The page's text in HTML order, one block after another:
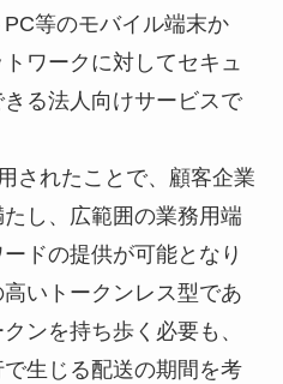
等のモバイル端末か
ワークに対してセキュ
る法人向けサービスで
されたことで、顧客企業
し、広範囲の業務用端
ドの提供が可能となり
いトークンレス型であ
ンを持ち歩く必要も、
生じる配送の期間を考